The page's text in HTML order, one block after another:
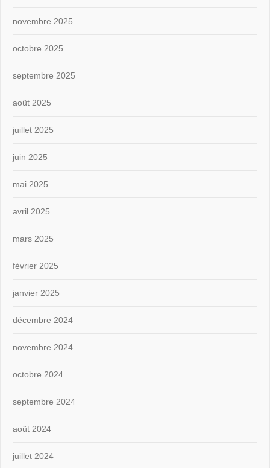
novembre 2025
octobre 2025
septembre 2025
août 2025
juillet 2025
juin 2025
mai 2025
avril 2025
mars 2025
février 2025
janvier 2025
décembre 2024
novembre 2024
octobre 2024
septembre 2024
août 2024
juillet 2024